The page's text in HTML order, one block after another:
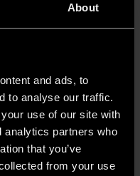
About
and ads, to
to analyse our traffic.
use of our site with
analytics partners who
that you’ve
from your use